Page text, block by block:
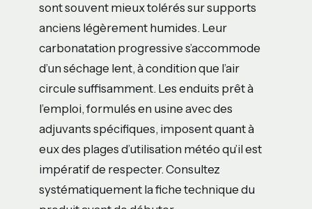
sont souvent mieux tolérés sur supports
anciens légèrement humides. Leur
carbonatation progressive s’accommode
d’un séchage lent, à condition que l’air
circule suffisamment. Les enduits prêt à
l’emploi, formulés en usine avec des
adjuvants spécifiques, imposent quant à
eux des plages d’utilisation météo qu’il est
impératif de respecter. Consultez
systématiquement la fiche technique du